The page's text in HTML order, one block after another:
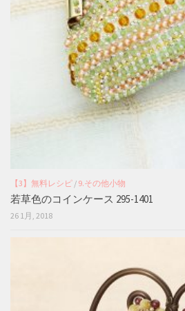
【3】無料レシピ / 9.その他小物
若草色のコインケース 295-1401
26 1月, 2018